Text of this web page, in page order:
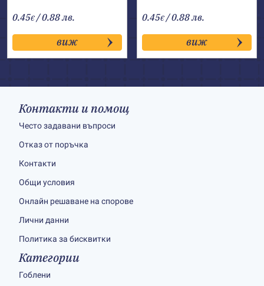
0.45€ / 0.88 лв.
виж
0.45€ / 0.88 лв.
виж
Контакти и помощ
Често задавани въпроси
Отказ от поръчка
Контакти
Общи условия
Онлайн решаване на спорове
Лични данни
Политика за бисквитки
Категории
Гоблени